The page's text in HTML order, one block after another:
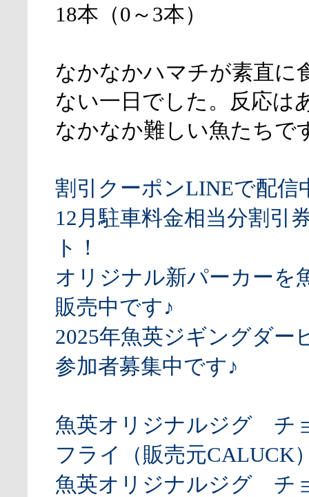
18本（0～3本）
なかなかハマチが素直に
ない一日でした。反応は
なかなか難しい魚たちで
割引クーポンLINEで配信
12月駐車料金相当分割引
ト！
オリジナル新パーカーを
販売中です♪
2025年魚英ジギングダー
参加者募集中です♪
魚英オリジナルジグ チ
フライ（販売元CALUCK
魚英オリジナルジグ チ